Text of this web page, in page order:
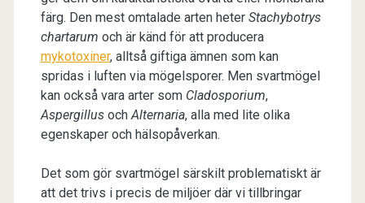
färg. Den mest omtalade arten heter Stachybotrys
chartarum och är känd för att producera
mykotoxiner, alltså giftiga ämnen som kan
spridas i luften via mögelsporer. Men svartmögel
kan också vara arter som Cladosporium,
AspergillusochAlternaria, alla med lite olika
egenskaper och hälsopåverkan.
Det som gör svartmögel särskilt problematiskt är
att det trivs i precis de miljöer där vi tillbringar